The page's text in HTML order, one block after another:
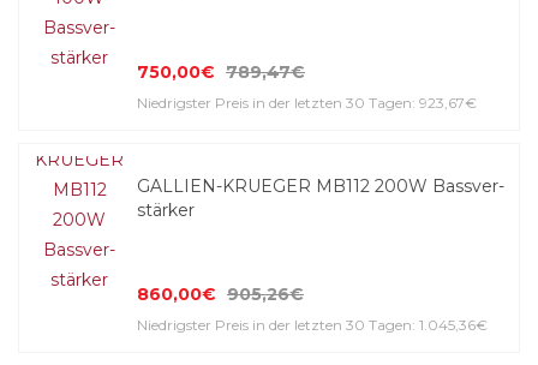
750,00€ 789,47€
Niedrigster Preis in der letzten 30 Tagen: 923,67€
GALLIEN-KRUEGER MB112 200W Bass­ver­
stärker
860,00€ 905,26€
Niedrigster Preis in der letzten 30 Tagen: 1.045,36€